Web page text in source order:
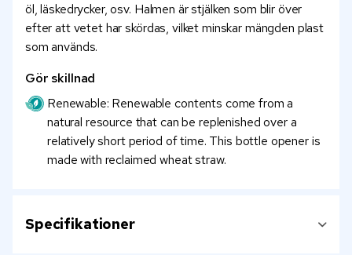
öl, läskedrycker, osv. Halmen är stjälken som blir över
efter att vetet har skördas, vilket minskar mängden plast
som används.
Gör skillnad
Renewable: Renewable contents come from a
natural resource that can be replenished over a
relatively short period of time. This bottle opener is
made with reclaimed wheat straw.
Specifikationer